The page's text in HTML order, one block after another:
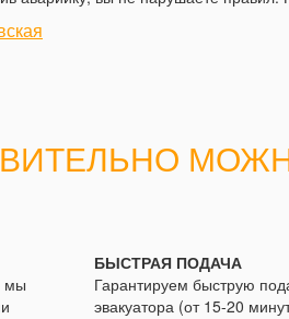
мы
БЫСТРАЯ ПОДАЧА
Гарантируем быструю
эвакуатора (от 15-20